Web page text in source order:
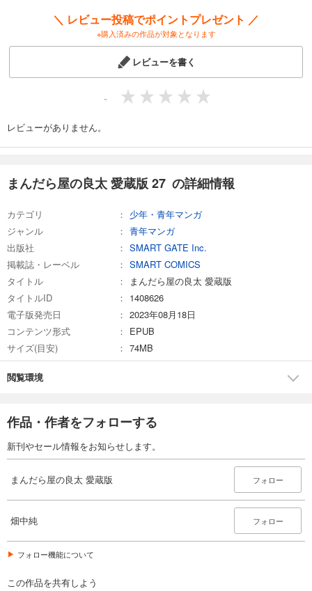
あらすじを表示する
まんだら屋の良太 愛蔵版 33
円 (税込)
まんだら屋の良太 愛蔵版 34
完結
あらすじを表示する
まんだら屋の良太 愛蔵版 35
540
あらすじを表示する
まんだら屋の良太 愛蔵版 36
540円 (税込)
カート
あらすじを表示する
まんだら屋の良太 愛蔵版 37
完結
試し読み
まんだら屋の良太 愛蔵版 38
完結
＼ レビュー投稿でポイントプレゼント ／
※購入済みの作品が対象となります
レビューを書く
-
レビューがありません。
まんだら屋の良太 愛蔵版 27 の詳細情報
カテゴリ
少年・青年マンガ
ジャンル
青年マンガ
出版社
SMART GATE Inc.
掲載誌・レーベル
SMART COMICS
タイトル
まんだら屋の良太 愛蔵版
タイトルID
1408626
電子版発売日
2023年08月18日
コンテンツ形式
EPUB
サイズ(目安)
74MB
閲覧環境
作品・作者をフォローする
新刊やセール情報をお知らせします。
まんだら屋の良太 愛蔵版 フォロー
畑中純 フォロー
フォロー機能について
この作品を共有しよう